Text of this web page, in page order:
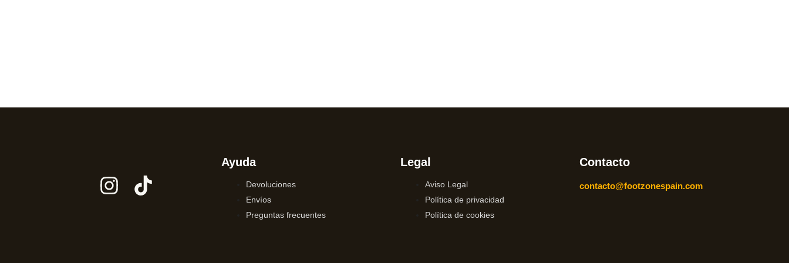
Ayuda
Devoluciones
Envíos
Preguntas frecuentes
Legal
Aviso Legal
Política de privacidad
Política de cookies
Contacto
contacto@footzonespain.com